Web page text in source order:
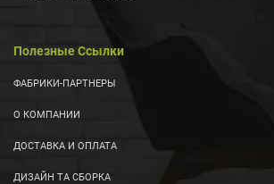
Полезные Ссылки
ФАБРИКИ-ПАРТНЕРЫ
О КОМПАНИИ
ДОСТАВКА И ОПЛАТА
ДИЗАЙН ТА СБОРКА